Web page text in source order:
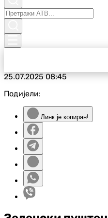
25.07.202508:45
Подијели:
Линк је копиран!